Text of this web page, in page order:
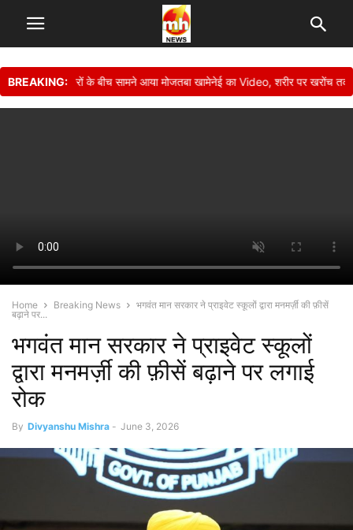
BREAKING:
की खबरों के बीच सामने आया मोजतबा खामेनेई का Video, शरीर पर खरोंच तक नहीं,
Home Breaking News
भगवंत मान सरकार ने प्राइवेट स्कूलों द्वारा मनमर्ज़ी की फ़ीसें
बढ़ाने पर...
भगवंत मान सरकार ने प्राइवेट स्कूलों
द्वारा मनमर्ज़ी की फ़ीसें बढ़ाने पर लगाई
रोक
By Divyanshu Mishra - June 3, 2026